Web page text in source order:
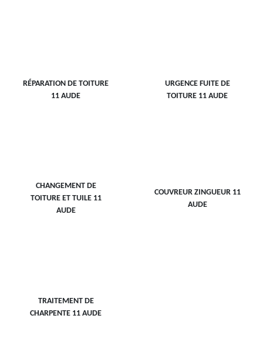
RÉPARATION DE TOITURE
11 AUDE
URGENCE FUITE DE
TOITURE 11 AUDE
CHANGEMENT DE
TOITURE ET TUILE 11
AUDE
COUVREUR ZINGUEUR 11
AUDE
TRAITEMENT DE
CHARPENTE 11 AUDE